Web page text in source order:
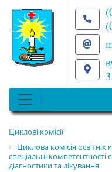
Циклові комісії
Циклова комісія
спеціальні компетентності
діагностики та лікування